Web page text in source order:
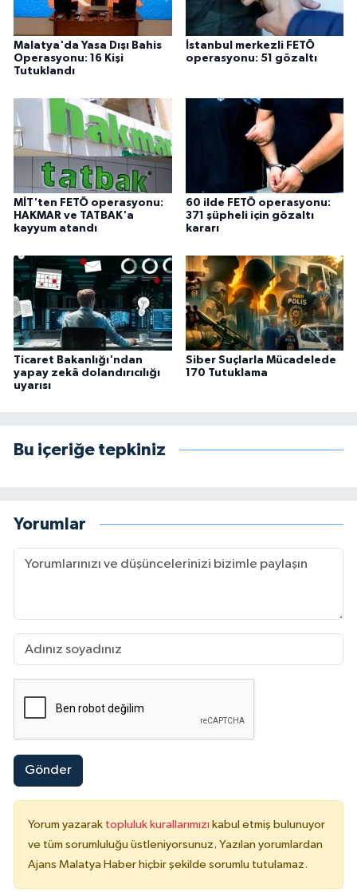
Malatya'da Yasa Dışı Bahis
Operasyonu: 16 Kişi
Tutuklandı
İstanbul merkezli FETÖ
operasyonu: 51 gözaltı
MİT'ten FETÖ operasyonu:
HAKMAR ve TATBAK'a
kayyum atandı
60 ilde FETÖ operasyonu:
371 şüpheli için gözaltı
kararı
Ticaret Bakanlığı'ndan
yapay zekâ dolandırıcılığı
uyarısı
Siber Suçlarla Mücadelede
170 Tutuklama
Bu içeriğe tepkiniz
Yorumlar
Gönder
Yorum yazarak topluluk kurallarımızı kabul etmiş bulunuyor
ve tüm sorumluluğu üstleniyorsunuz. Yazılan yorumlardan
Ajans Malatya Haber hiçbir şekilde sorumlu tutulamaz.